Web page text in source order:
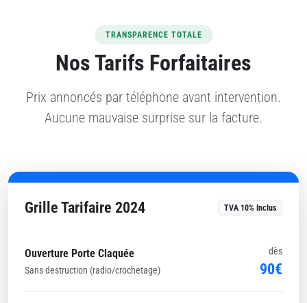
TRANSPARENCE TOTALE
Nos Tarifs Forfaitaires
Prix annoncés par téléphone avant intervention.
Aucune mauvaise surprise sur la facture.
Grille Tarifaire 2024 TVA 10% Inclus
Ouverture Porte Claquée
Sans destruction (radio/crochetage)
dès
90€